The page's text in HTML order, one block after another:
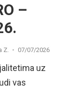
–
Z. 07/07/2026
uz
vas